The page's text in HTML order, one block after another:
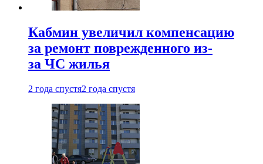
Кабмин увеличил компенсацию
за ремонт поврежденного из-
за ЧС жилья
2 года спустя2 года спустя